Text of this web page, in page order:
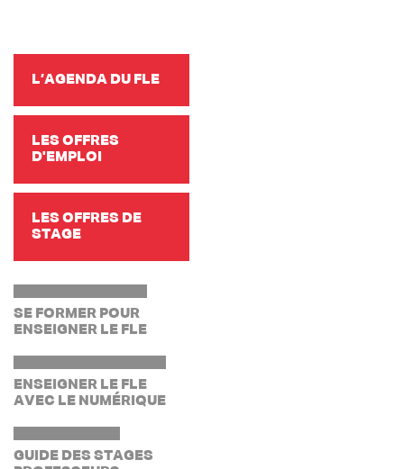
L’AGENDA DU FLE
LES OFFRES
D'EMPLOI
LES OFFRES DE
STAGE
SE FORMER POUR
ENSEIGNER LE FLE
ENSEIGNER LE FLE
AVEC LE NUMÉRIQUE
GUIDE DES STAGES